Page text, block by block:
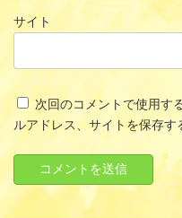
サイト
次回のコメントで使用す
ルアドレス、サイトを保存す